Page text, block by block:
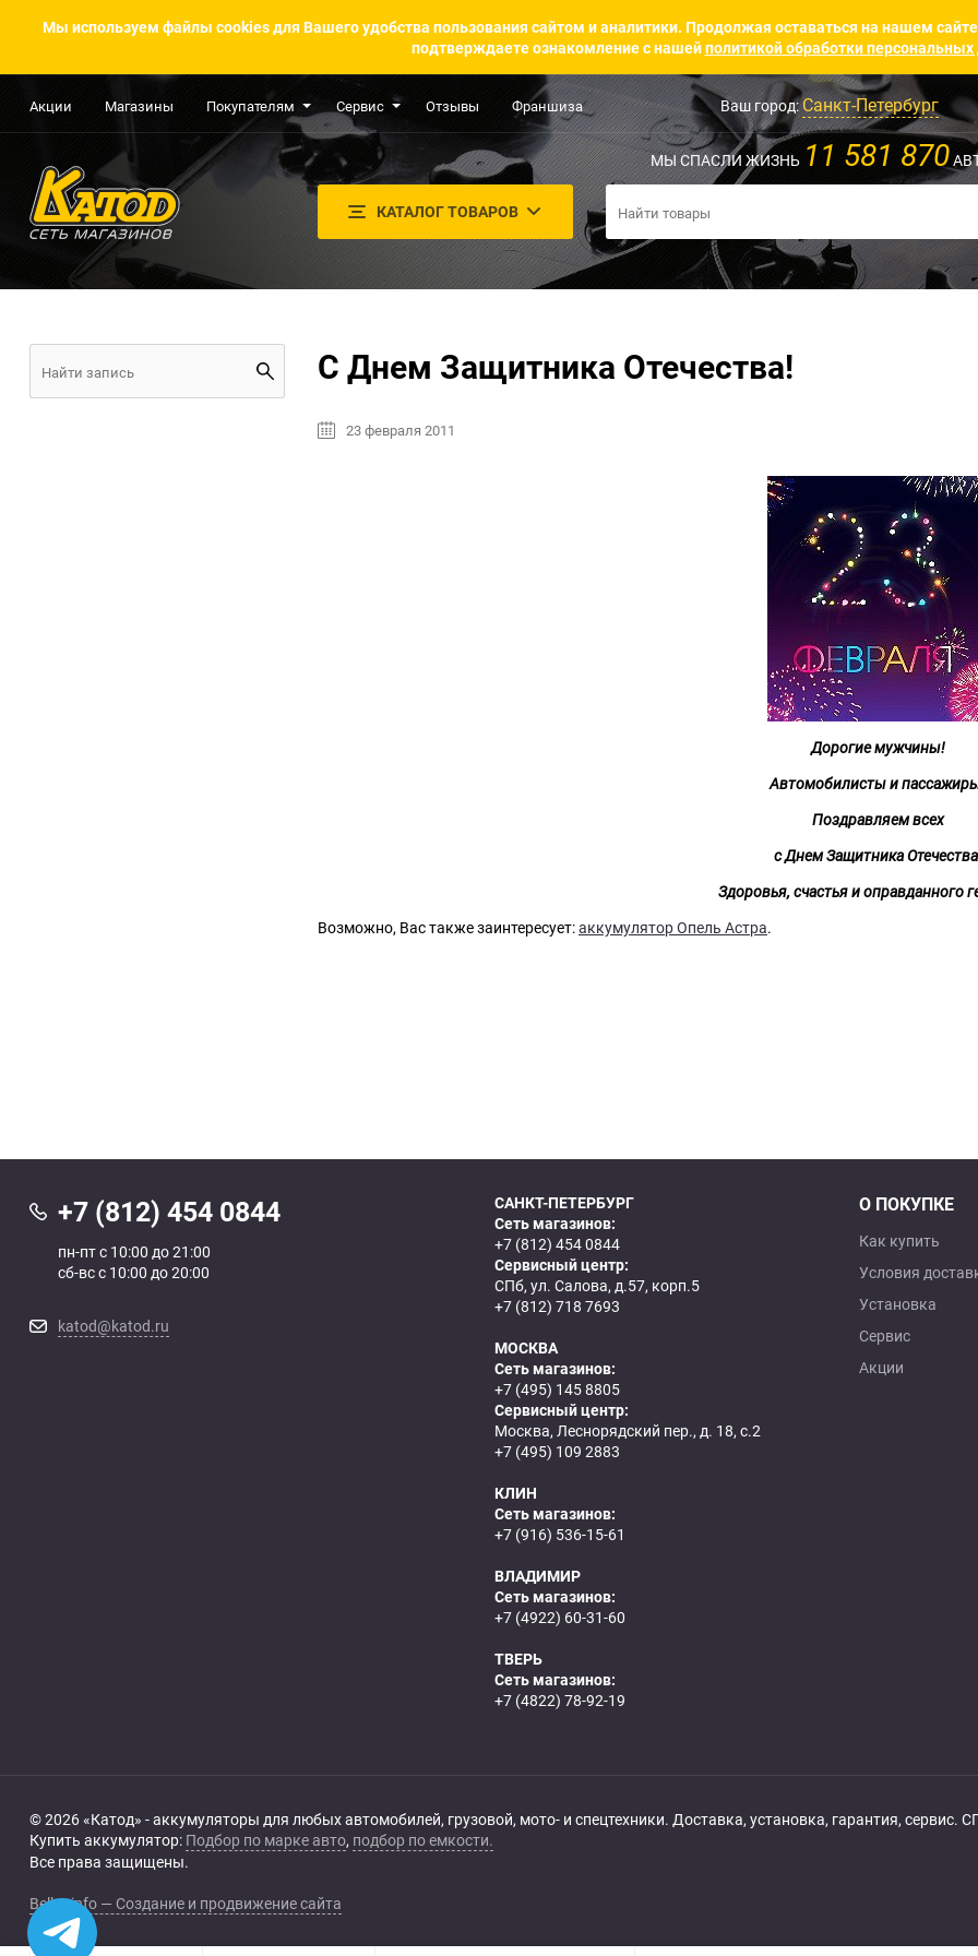
Мы используем файлы cookies для Вашего удобства пользования сайтом и аналитики. Продолжая оставаться на нашем
подтверждаете ознакомление с нашейполитикой обработки
Акции Магазины Покупателям Сервис Отзывы Франшиза Ваш город:Санкт-Петербург
КАТАЛОГ ТОВАРОВ
МЫ СПАСЛИ ЖИЗНЬ 11 581 870
C Днем Защитника Отечества!
23 февраля 2011
Дорогие мужчины!
Автомобилисты и
Поздравляем всех
с Днем Защитника
Здоровья, счастья и оправданного
Возможно, Вас также заинтересует:аккумулятор Опель Астра.
+7 (812) 454 0844
пн-пт с 10:00 до 21:00
сб-вс с 10:00 до 20:00
katod@katod.ru
САНКТ-ПЕТЕРБУРГ
Сеть магазинов:
+7 (812) 454 0844
Сервисный центр:
СПб, ул. Салова, д.57, корп.5
+7 (812) 718 7693
МОСКВА
Сеть магазинов:
+7 (495) 145 8805
Сервисный центр:
Москва, Леснорядский пер., д. 18, с.2
+7 (495) 109 2883
КЛИН
Сеть магазинов:
+7 (916) 536-15-61
ВЛАДИМИР
Сеть магазинов:
+7 (4922) 60-31-60
ТВЕРЬ
Сеть магазинов:
+7 (4822) 78-92-19
О ПОКУПКЕ
Как купить
Условия
Установка
Сервис
Акции
© 2026 «Катод» - аккумуляторы для любых автомобилей, грузовой, мото- и спецтехники. Доставка, установка, гарантия, сервис.
Купить аккумулятор: Подбор по марке авто, подбор по емкости.
Все права защищены.
Belka.info — Создание и продвижение сайта